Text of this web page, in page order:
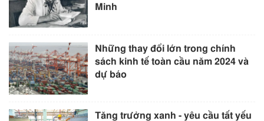
Minh
Những thay đổi lớn trong chính
sách kinh tế toàn cầu năm 2024 và
dự báo
Tăng trưởng xanh - yêu cầu tất yếu